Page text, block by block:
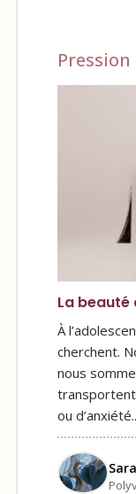
La
À
cherchent.
nous
transportent
ou